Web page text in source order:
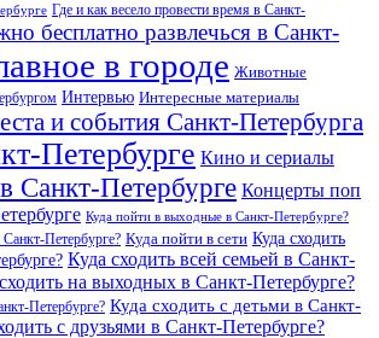
Где и как весело провести время в Санкт-
бесплатно развлечься в Санкт-
в городе Животные
Интервью Интересные материалы
и события Санкт-Петербурга
Петербурге Кино и сериалы
Санкт-Петербурге Концерты поп
Куда пойти в выходные в Санкт-Петербурге?
Петербурге? Куда пойти в сети Куда сходить
Куда сходить всей семьей в Санкт-
на выходных в Санкт-Петербурге?
Петербурге? Куда сходить с детьми в Санкт-
с друзьями в Санкт-Петербурге?